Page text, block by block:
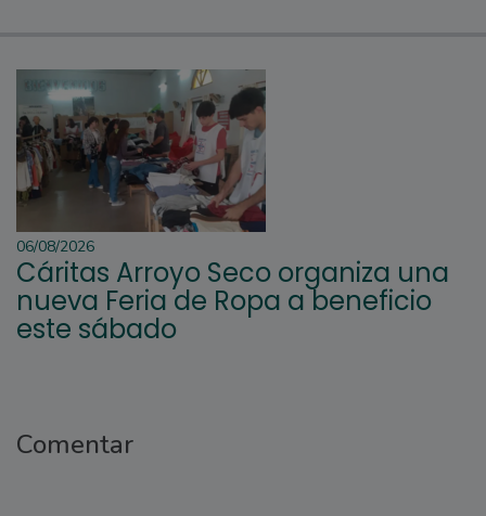
06/08/2026
Cáritas Arroyo Seco organiza una
nueva Feria de Ropa a beneficio
este sábado
Comentar